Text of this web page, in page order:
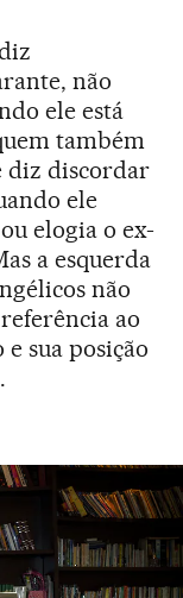
não
ele está
também
diz discordar
ele
elogia o ex-
a esquerda
não
ao
sua posição